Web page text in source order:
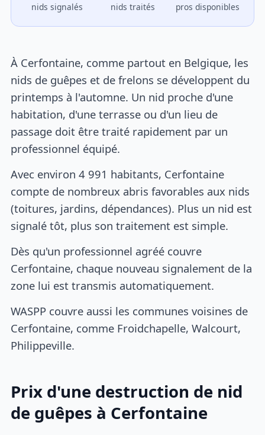
nids signalés nids traités pros disponibles
À Cerfontaine, comme partout en Belgique, les
nids de guêpes et de frelons se développent du
printemps à l'automne. Un nid proche d'une
habitation, d'une terrasse ou d'un lieu de
passage doit être traité rapidement par un
professionnel équipé.
Avec environ 4 991 habitants, Cerfontaine
compte de nombreux abris favorables aux nids
(toitures, jardins, dépendances). Plus un nid est
signalé tôt, plus son traitement est simple.
Dès qu'un professionnel agréé couvre
Cerfontaine, chaque nouveau signalement de la
zone lui est transmis automatiquement.
WASPP couvre aussi les communes voisines de
Cerfontaine, comme Froidchapelle, Walcourt,
Philippeville.
Prix d'une destruction de nid
de guêpes à Cerfontaine